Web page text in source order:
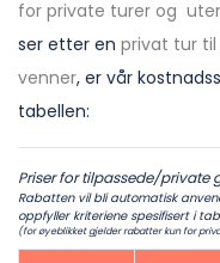
for private turer og
ser etter en privat tur
venner, er vår
tabellen:
Priser for tilpassede/private
Rabatten vil bli automatisk
oppfyller kriteriene spesifisert i
(for øyeblikket gjelder rabatter kun for